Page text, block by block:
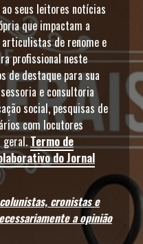
seus leitores notícias
que impactam a
de renome e
profissional neste
de destaque para sua
e consultoria
social, pesquisas de
com locutores
geral.Termo de
do Jornal
cronistas e
a opinião